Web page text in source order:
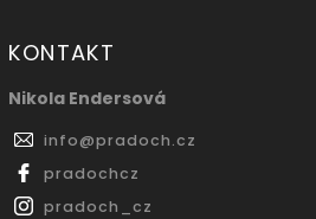
KONTAKT
Nikola Endersová
info@pradoch.cz
pradochcz
pradoch_cz